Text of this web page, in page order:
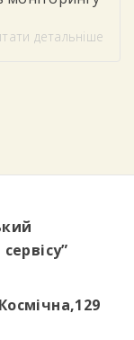
фейки
детальніше